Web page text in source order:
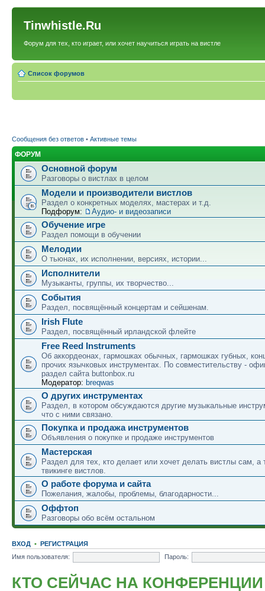
Tinwhistle.Ru
Форум для тех, кто играет, или хочет научиться играть на вистле
Список форумов
Сообщения без ответов • Активные темы
ФОРУМ
Основной форум
Разговоры о вистлах в целом
Модели и производители вистлов
Раздел о конкретных моделях, мастерах и т.д.
Подфорум:
Аудио- и видеозаписи
Обучение игре
Раздел помощи в обучении
Мелодии
О тьюнах, их исполнении, версиях, истории...
Исполнители
Музыканты, группы, их творчество...
События
Раздел, посвящённый концертам и сейшенам.
Irish Flute
Раздел, посвящённый ирландской флейте
Free Reed Instruments
Об аккордеонах, гармошках обычных, гармошках губных,
прочих язычковых инструментах. По совместительству -
раздел сайта buttonbox.ru
Модератор: breqwas
О других инструментах
Раздел, в котором обсуждаются другие музыкальные
что с ними связано.
Покупка и продажа инструментов
Объявления о покупке и продаже инструментов
Мастерская
Раздел для тех, кто делает или хочет делать вистлы сам, а
твикинге вистлов.
О работе форума и сайта
Пожелания, жалобы, проблемы, благодарности...
Оффтоп
Разговоры обо всём остальном
ВХОД • РЕГИСТРАЦИЯ
Имя пользователя:
Пароль:
КТО СЕЙЧАС НА КОНФЕРЕНЦИИ